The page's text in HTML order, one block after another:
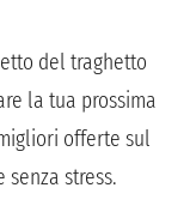
del traghetto
la tua prossima
offerte sul
stress.